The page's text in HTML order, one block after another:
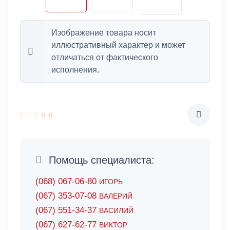
Изображение товара носит
иллюстративный характер и может
отличаться от фактического
исполнения.
Помощь специалиста:
(068) 067-06-80 ИГОРЬ
(067) 353-07-08 ВАЛЕРИЙ
(067) 551-34-37 ВАСИЛИЙ
(067) 627-62-77 ВИКТОР